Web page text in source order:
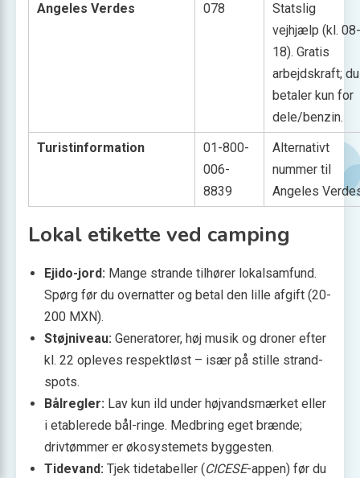
Angeles Verdes
078
Statslig
vejhjælp (kl. 08-
18). Gratis
arbejdskraft; du
betaler kun for
dele/benzin.
Turistinformation
01-800-
006-
8839
Alternativt
nummer til
Angeles
Lokal etikette ved camping
Ejido-jord: Mange strande tilhører lokalsamfund.
Spørg før du overnatter og betal den lille afgift (20-
200 MXN).
Støjniveau: Generatorer, høj musik og droner efter
kl. 22 opleves respektløst – især på stille strand­
spots.
Bålregler: Lav kun ild under højvandsmærket eller
i etablerede bål-ringe. Medbring eget brænde;
drivtømmer er økosystemets byggesten.
Tidevand: Tjek tide­tabeller (CICESE-appen) før du